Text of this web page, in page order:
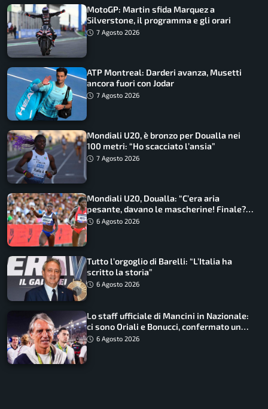
MotoGP: Martin sfida Marquez a
Silverstone, il programma e gli orari
7 Agosto 2026
ATP Montreal: Darderi avanza, Musetti
ancora fuori con Jodar
7 Agosto 2026
Mondiali U20, è bronzo per Doualla nei
100 metri: “Ho scacciato l’ansia”
7 Agosto 2026
Mondiali U20, Doualla: “C’era aria
pesante, davano le mascherine! Finale?
Non ho nulla da perdere”
6 Agosto 2026
Tutto l’orgoglio di Barelli: “L’Italia ha
scritto la storia”
6 Agosto 2026
Lo staff ufficiale di Mancini in Nazionale:
ci sono Oriali e Bonucci, confermato un
ritorno
6 Agosto 2026